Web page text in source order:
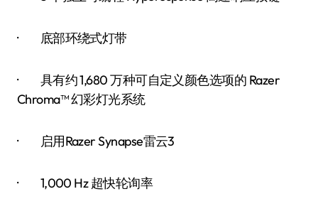
· 底部环绕式灯带
· 具有约 1,680 万种可自定义颜色选项的 Razer
Chroma™ 幻彩灯光系统
· 启用Razer Synapse雷云3
· 1,000 Hz 超快轮询率